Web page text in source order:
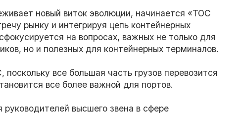
новый виток эволюции, начинается «TOC
рынку и интегрируя цепь контейнерных
на вопросах, важных не только для
но и полезных для контейнерных терминалов.
все большая часть грузов перевозится
все более важной для портов.
высшего звена в сфере